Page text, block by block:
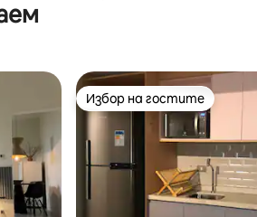
Избор на гостите
Избор на гостите